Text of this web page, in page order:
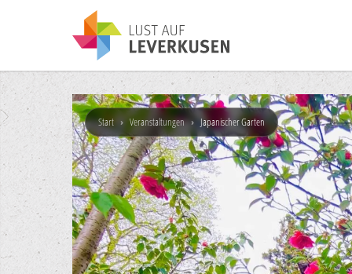
Start › Veranstaltungen › Japanischer Garten